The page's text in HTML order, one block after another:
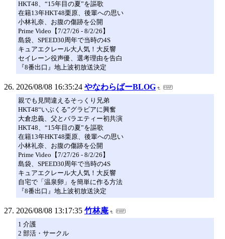
HKT48、“15年目の夏”を謳歌
在籍13年HKT48栗原、後輩への思い
小林礼奈、お腹の傷跡を公開
Prime Video【7/27/26 - 8/2/26】
島袋、SPEED30周年で当時の4S
キュアエクレール大人気！大反響
セイレーン役声優、選考理由を告白
『8番出口』地上波初放送決定
2026/08/08 16:35:24 やなわらばーBLOG
親でも見間違えるそっくり兄弟
HKT48“いぶくる”グラビアに興奮
大倉忠義、父とバラエティー初共演
HKT48、“15年目の夏”を謳歌
在籍13年HKT48栗原、後輩への思い
小林礼奈、お腹の傷跡を公開
Prime Video【7/27/26 - 8/2/26】
島袋、SPEED30周年で当時の4S
キュアエクレール大人気！大反響
自宅で「温泉卵」を簡単に作る方法
『8番出口』地上波初放送決定
2026/08/08 13:17:35 竹林庵
1 介護
2 部活・サークル